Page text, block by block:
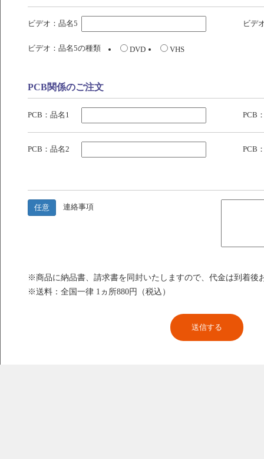
ビデオ：品名5 ビデ
ビデオ：品名5の種類 DVD VHS
PCB関係のご注文
PCB：品名1 PCB
PCB：品名2 PCB
任意 連絡事項
※商品に納品書、請求書を同封いたしますので、代金は到着後
※送料：全国一律 1ヵ所880円（税込）